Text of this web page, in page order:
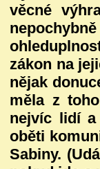
věcné
zákon na
nějak
měla z
nejvíc lidí
oběti
Sabiny.